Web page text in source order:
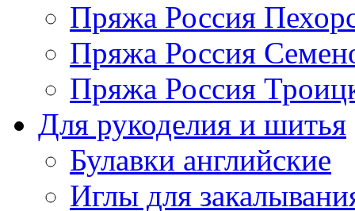
Пряжа Россия
Пряжа Россия
Пряжа Россия
Для рукоделия и шитья
Булавки английские
Иглы для